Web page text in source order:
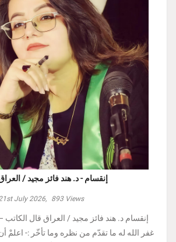
إنقسام - د. هند فائز مجيد /
July 2026, 893Views
إنقسام د. هند فائز مجيد / العراق ‏قال الكاتب
غفر الله له ما تقدّم من نظره وما تأخّر :- ‏اعلمْ